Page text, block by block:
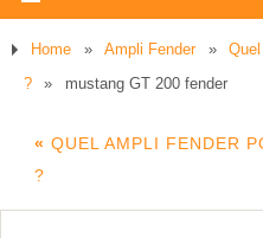
Home » Ampli Fender »
?
» mustang GT 200 fender
« QUEL AMPLI FENDER
?